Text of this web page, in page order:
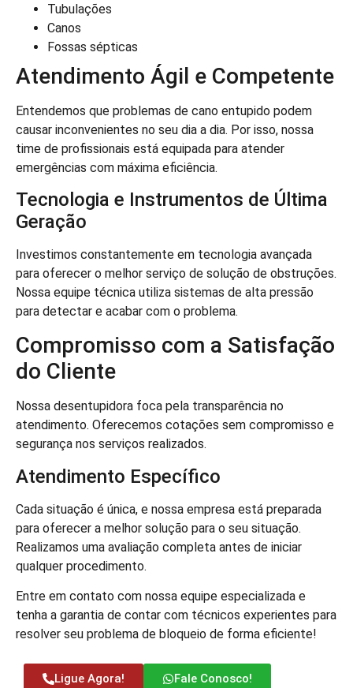
Tubulações
Canos
Fossas sépticas
Atendimento Ágil e Competente
Entendemos que problemas de cano entupido podem
causar inconvenientes no seu dia a dia. Por isso, nossa
time de profissionais está equipada para atender
emergências com máxima eficiência.
Tecnologia e Instrumentos de Última
Geração
Investimos constantemente em tecnologia avançada
para oferecer o melhor serviço de solução de obstruções.
Nossa equipe técnica utiliza sistemas de alta pressão
para detectar e acabar com o problema.
Compromisso com a Satisfação
do Cliente
Nossa desentupidora foca pela transparência no
atendimento. Oferecemos cotações sem compromisso e
segurança nos serviços realizados.
Atendimento Específico
Cada situação é única, e nossa empresa está preparada
para oferecer a melhor solução para o seu situação.
Realizamos uma avaliação completa antes de iniciar
qualquer procedimento.
Entre em contato com nossa equipe especializada e
tenha a garantia de contar com técnicos experientes para
resolver seu problema de bloqueio de forma eficiente!
Ligue Agora! Fale Conosco!